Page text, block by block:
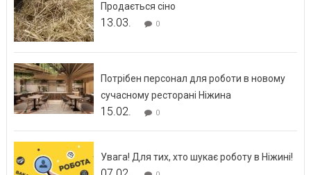
Продається сіно
13.03. 0
Потрібен персонал для роботи в новому
сучасному ресторані Ніжина
15.02. 0
Увага! Для тих, хто шукає роботу в Ніжині!